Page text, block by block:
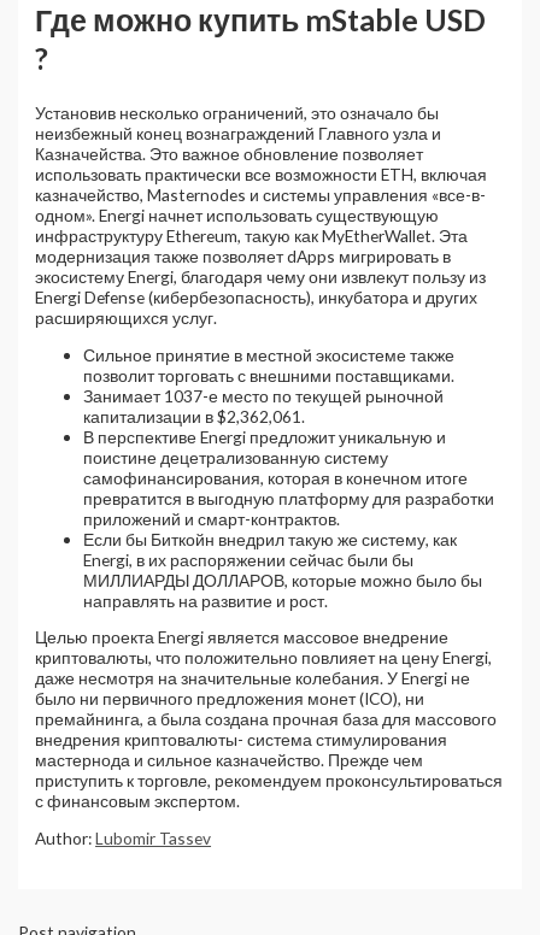
Где можно купить mStable USD
?
Установив несколько ограничений, это означало бы
неизбежный конец вознаграждений Главного узла и
Казначейства. Это важное обновление позволяет
использовать практически все возможности ETH, включая
казначейство, Masternodes и системы управления «все-в-
одном». Energi начнет использовать существующую
инфраструктуру Ethereum, такую как MyEtherWallet. Эта
модернизация также позволяет dApps мигрировать в
экосистему Energi, благодаря чему они извлекут пользу из
Energi Defense (кибербезопасность), инкубатора и других
расширяющихся услуг.
Сильное принятие в местной экосистеме также
позволит торговать с внешними поставщиками.
Занимает 1037-е место по текущей рыночной
капитализации в $2,362,061.
В перспективе Energi предложит уникальную и
поистине децетрализованную систему
самофинансирования, которая в конечном итоге
превратится в выгодную платформу для разработки
приложений и смарт-контрактов.
Если бы Биткойн внедрил такую же систему, как
Energi, в их распоряжении сейчас были бы
МИЛЛИАРДЫ ДОЛЛАРОВ, которые можно было бы
направлять на развитие и рост.
Целью проекта Energi является массовое внедрение
криптовалюты, что положительно повлияет на цену Energi,
даже несмотря на значительные колебания. У Energi не
было ни первичного предложения монет (ICO), ни
премайнинга, а была создана прочная база для массового
внедрения криптовалюты- система стимулирования
мастернода и сильное казначейство. Прежде чем
приступить к торговле, рекомендуем проконсультироваться
с финансовым экспертом.
Author:Lubomir Tassev